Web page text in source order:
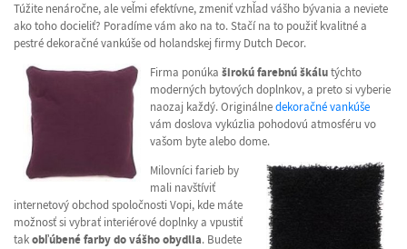
Túžite nenáročne, ale veľmi efektívne, zmeniť vzhľad vášho bývania a neviete
ako toho docieliť? Poradíme vám ako na to. Stačí na to použiť kvalitné a
pestré dekoračné vankúše od holandskej firmy Dutch Decor.
Firma ponúka širokú farebnú škálutýchto
moderných bytových doplnkov, a preto si vyberie
naozaj každý. Originálnedekoračné vankúše
vám doslova vykúzlia pohodovú atmosféru vo
vašom byte alebo dome.
Milovníci farieb by
mali navštíviť
internetový obchod spoločnosti Vopi, kde máte
možnosť si vybrať interiérové doplnky a vpustiť
takobľúbené farby do vášho obydlia. Budete